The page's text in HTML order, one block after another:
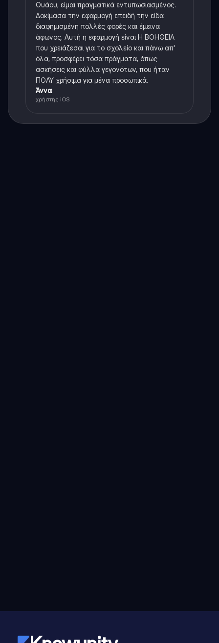
Ουάου, είμαι πραγματικά εντυπωσιασμένος.
Δοκίμασα την εφαρμογή επειδή την είδα
διαφημισμένη πολλές φορές και έμεινα
άφωνος. Αυτή η εφαρμογή είναι Η ΒΟΗΘΕΙΑ
που χρειάζεσαι για το σχολείο και πάνω απ'
όλα, προσφέρει τόσα πράγματα, όπως
ασκήσεις και φύλλα γεγονότων, που ήταν
ΠΟΛΥ χρήσιμα για μένα προσωπικά.
Άννα
χρήστης iOS